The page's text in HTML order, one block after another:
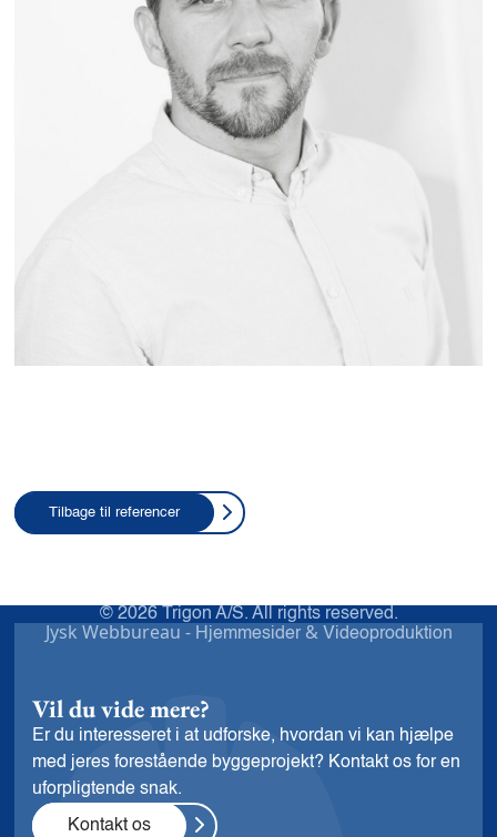
Tilbage til referencer
Vil du vide mere?
Er du interesseret i at udforske, hvordan vi kan hjælpe
med jeres forestående byggeprojekt? Kontakt os for en
uforpligtende snak.
Kontakt os
© 2026 Trigon A/S. All rights reserved.
Jysk Webbureau - Hjemmesider & Videoproduktion